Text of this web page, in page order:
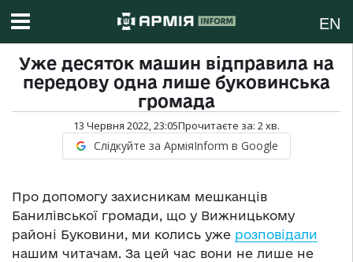
EN
Уже десяток машин відправила на
передову одна лише буковинська
громада
13 Червня 2022, 23:05Прочитаєте за: 2хв.
Слідкуйте за АрміяInform в Google
Про допомогу захисникам мешканців
Банилівської громади, що у Вижницькому
районі Буковини, ми колись уже розповідали
нашим читачам. За цей час вони не лише не